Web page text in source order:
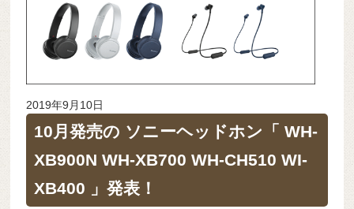
2019年9月10日
10月発売の ソニーヘッドホン「 WH-
XB900N WH-XB700 WH-CH510 WI-
XB400 」発表！